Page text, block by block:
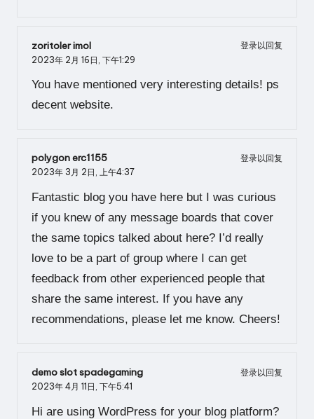
zoritoler imol
登录以回复
2023年 2月 16日, 下午1:29
You have mentioned very interesting details! ps
decent website.
polygon erc1155
登录以回复
2023年 3月 2日, 上午4:37
Fantastic blog you have here but I was curious
if you knew of any message boards that cover
the same topics talked about here? I’d really
love to be a part of group where I can get
feedback from other experienced people that
share the same interest. If you have any
recommendations, please let me know. Cheers!
demo slot spadegaming
登录以回复
2023年 4月 11日, 下午5:41
Hi are using WordPress for your blog platform?